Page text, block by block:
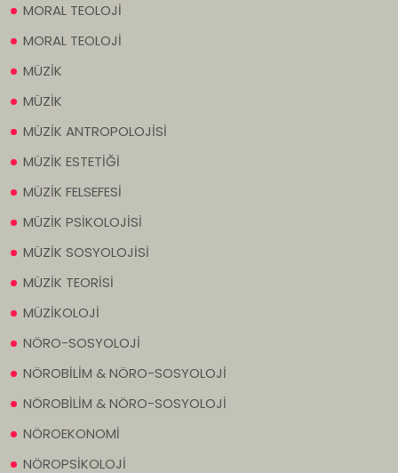
MORAL TEOLOJİ
MORAL TEOLOJİ
MÜZİK
MÜZİK
MÜZİK ANTROPOLOJİSİ
MÜZİK ESTETİĞİ
MÜZİK FELSEFESİ
MÜZİK PSİKOLOJİSİ
MÜZİK SOSYOLOJİSİ
MÜZİK TEORİSİ
MÜZİKOLOJİ
NÖRO-SOSYOLOJİ
NÖROBİLİM & NÖRO-SOSYOLOJİ
NÖROBİLİM & NÖRO-SOSYOLOJİ
NÖROEKONOMİ
NÖROPSİKOLOJİ